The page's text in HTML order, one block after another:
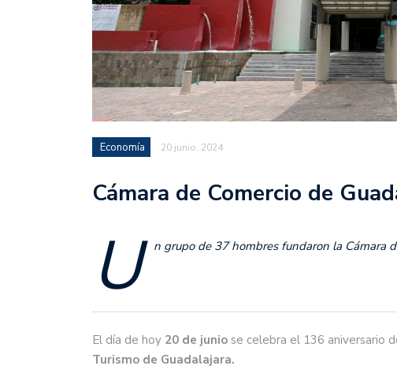
Economía 20 junio, 2024
Cámara de Comercio de
U n grupo de 37 hombres fundaron la Cámara
El día de hoy 20 de junio se celebra el 136 aniversario
Turismo de Guadalajara.